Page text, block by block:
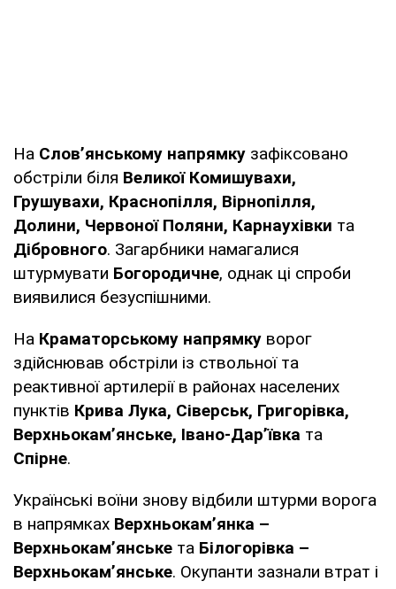
На Слов’янському напрямку зафіксовано
обстріли біля Великої Комишувахи,
Грушувахи, Краснопілля, Вірнопілля,
Долини, Червоної Поляни, Карнаухівки та
Дібровного. Загарбники намагалися
штурмувати Богородичне, однак ці спроби
виявилися безуспішними.
На Краматорському напрямку ворог
здійснював обстріли із ствольної та
реактивної артилерії в районах населених
пунктів Крива Лука, Сіверськ, Григорівка,
Верхньокам’янське, Івано-Дар’ївка та
Спірне.
Українські воїни знову відбили штурми ворога
в напрямках Верхньокам’янка –
Верхньокам’янське та Білогорівка –
Верхньокам’янське. Окупанти зазнали втрат і